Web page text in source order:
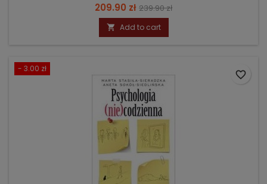
Price
209.90 zł Regular
price
239.90 zł
 Add to cart
- 3.00 zł
favorite_border